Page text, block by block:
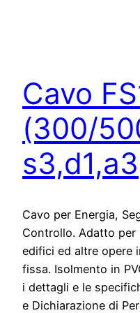
Cavo
(300/
s3,d1,a3
Cavo per Energia,
Controllo. Adatto per
edifici ed altre opere
fissa. Isolmento in
i dettagli e le
e Dichiarazione di